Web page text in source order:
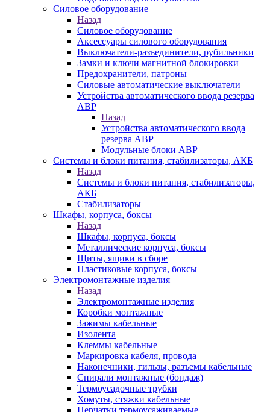
Силовое оборудование
Назад
Силовое оборудование
Аксессуары силового оборудования
Выключатели-разъединители, рубильники
Замки и ключи магнитной блокировки
Предохранители, патроны
Силовые автоматические выключатели
Устройства автоматического ввода резерва
АВР
Назад
Устройства автоматического ввода
резерва АВР
Модульные блоки АВР
Системы и блоки питания, стабилизаторы, АКБ
Назад
Системы и блоки питания, стабилизаторы,
АКБ
Стабилизаторы
Шкафы, корпуса, боксы
Назад
Шкафы, корпуса, боксы
Металлические корпуса, боксы
Щиты, ящики в сборе
Пластиковые корпуса, боксы
Электромонтажные изделия
Назад
Электромонтажные изделия
Коробки монтажные
Зажимы кабельные
Изолента
Клеммы кабельные
Маркировка кабеля, провода
Наконечники, гильзы, разъемы кабельные
Спирали монтажные (бондаж)
Термоусадочные трубки
Хомуты, стяжки кабельные
Перчатки термоусаживаемые